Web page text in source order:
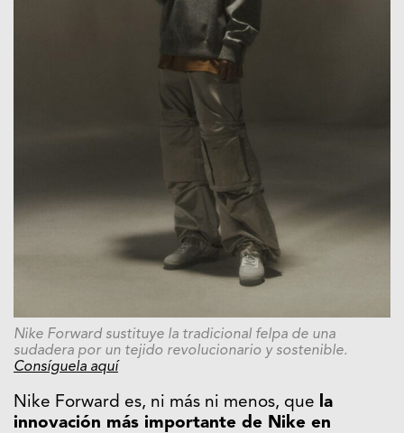
Nike Forward sustituye la tradicional felpa de una
sudadera por un tejido revolucionario y sostenible.
Consíguela aquí
Nike Forward es, ni más ni menos, que la
innovación más importante de Nike en